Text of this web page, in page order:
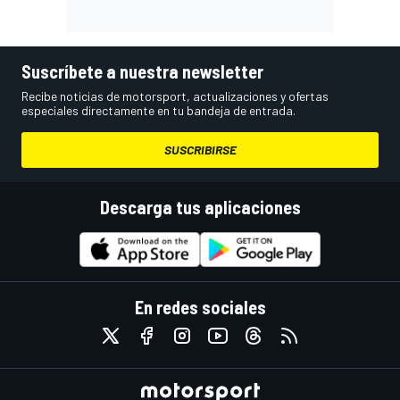
Suscríbete a nuestra newsletter
Recibe noticias de motorsport, actualizaciones y ofertas
especiales directamente en tu bandeja de entrada.
SUSCRIBIRSE
Descarga tus aplicaciones
En redes sociales